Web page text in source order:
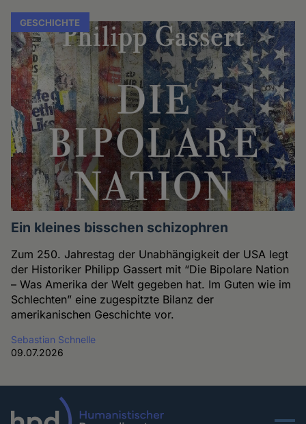
GESCHICHTE
Ein kleines bisschen schizophren
Zum 250. Jahrestag der Unabhängigkeit der USA legt
der Historiker Philipp Gassert mit “Die Bipolare Nation
– Was Amerika der Welt gegeben hat. Im Guten wie im
Schlechten” eine zugespitzte Bilanz der
amerikanischen Geschichte vor.
Sebastian Schnelle
09.07.2026